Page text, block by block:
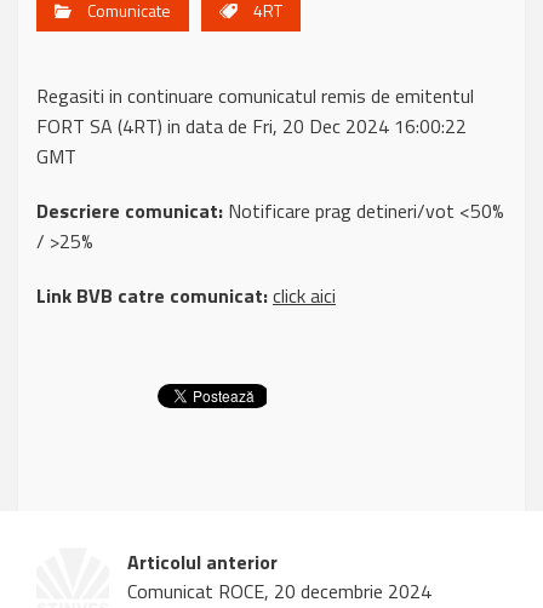
Comunicate 4RT
Regasiti in continuare comunicatul remis de emitentul
FORT SA (4RT) in data de Fri, 20 Dec 2024 16:00:22
GMT
Descriere comunicat: Notificare prag detineri/vot <50%
/ >25%
Link BVB catre comunicat:click aici
Articolul anterior
Comunicat ROCE, 20 decembrie 2024